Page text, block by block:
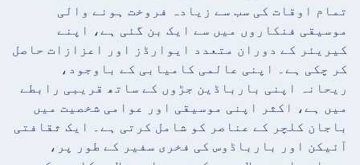
تمام اوقات کی سب سے زیادہ فروخت ہونے والی
موسیقی فنکاروں میں سے ایک بن گئی ہے، اپنے
کیریئر کے دوران متعدد ایوارڈز اور اعزازات حاصل
کر چکی ہے۔ اپنی عالمی کامیابی کے باوجود،
ریحانہ اپنی بارباڈین جڑوں کے ساتھ قریبی رابطے
میں ہے، اکثر اپنی موسیقی اور عوامی شخصیت میں
باجان کلچر کے عناصر کو شامل کرتی ہے۔ ایک ثقافتی
آئیکن اور بارباڈوس کی فخری سفیر کے طور پر،